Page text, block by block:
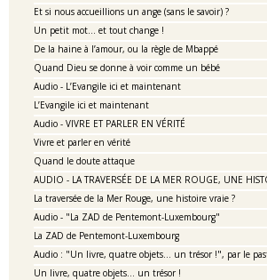
Et si nous accueillions un ange (sans le savoir) ?
Un petit mot… et tout change !
De la haine à l’amour, ou la règle de Mbappé
Quand Dieu se donne à voir comme un bébé
Audio - L’Evangile ici et maintenant
L’Evangile ici et maintenant
Audio - VIVRE ET PARLER EN VÉRITÉ
Vivre et parler en vérité
Quand le doute attaque
AUDIO - LA TRAVERSÉE DE LA MER ROUGE, UNE
La traversée de la Mer Rouge, une histoire vraie ?
Audio - "La ZAD de Pentemont-Luxembourg"
La ZAD de Pentemont-Luxembourg
Audio : "Un livre, quatre objets… un trésor !", par le
Un livre, quatre objets… un trésor !